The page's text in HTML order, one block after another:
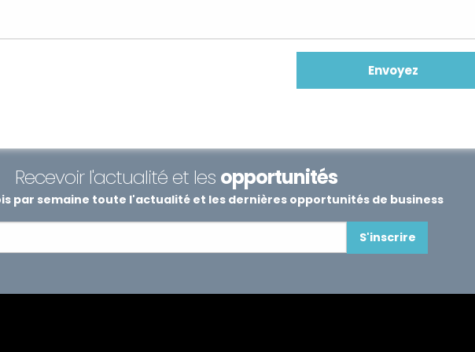
Recevoir l'actualité et les opportunités
par semaine toute l'actualité et les dernières opportunités de business
S'inscrire